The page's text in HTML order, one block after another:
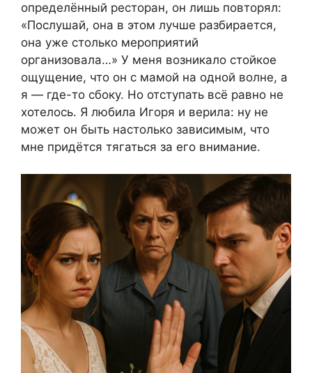
определённый ресторан, он лишь повторял:
«Послушай, она в этом лучше разбирается,
она уже столько мероприятий
организовала…» У меня возникало стойкое
ощущение, что он с мамой на одной волне, а
я — где-то сбоку. Но отступать всё равно не
хотелось. Я любила Игоря и верила: ну не
может он быть настолько зависимым, что
мне придётся тягаться за его внимание.